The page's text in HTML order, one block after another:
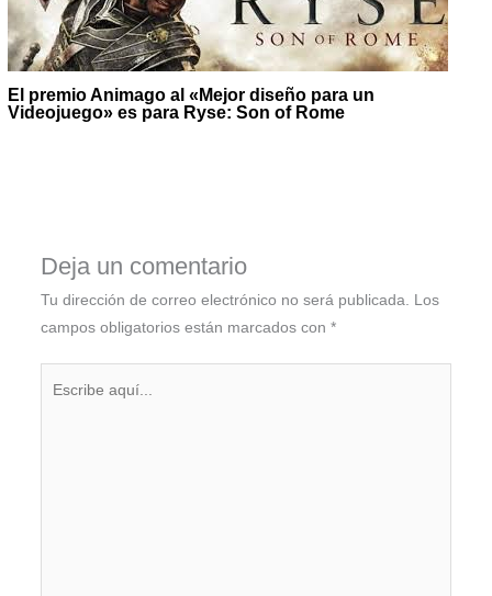
El premio Animago al «Mejor diseño para un
Videojuego» es para Ryse: Son of Rome
Deja un comentario
Tu dirección de correo electrónico no será publicada.
Los
campos obligatorios están marcados con *